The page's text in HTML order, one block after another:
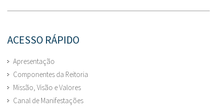
ACESSO RÁPIDO
Apresentação
Componentes da Reitoria
Missão, Visão e Valores
Canal de Manifestações